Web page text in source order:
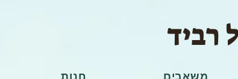
רביד
משאבים חנות